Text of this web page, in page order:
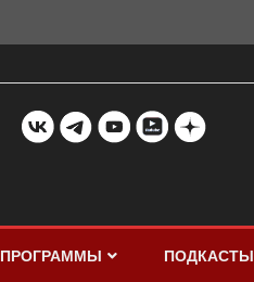
ПРОГРАММЫ ПОДКАСТЫ